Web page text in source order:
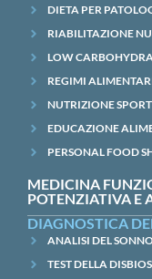
DIETA PER
RIABILITAZIONE
LOW
REGIMI
NUTRIZIONE
EDUCAZIONE
PERSONAL FOOD
MEDICINA
POTENZIATIVA E
DIAGNOSTICA
ANALISI DEL
TEST DELLA